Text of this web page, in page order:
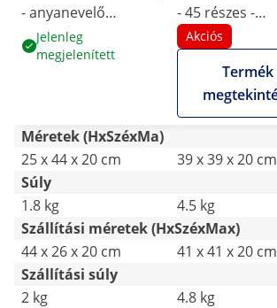
- anyanevelő
rendszer - 322 db -
álcázótű - tűzősejtek
Jelenleg
megjelenített
- 45 részes -
kaptárvas -
drót - feszítő -
heveder rakodó
kaptárhoz -
vödörtartó -
Akciós
Termék
Méretek (HxSzéxMa)
25 x 44 x 20 cm
39 x 39 x 20 cm
Súly
1.8 kg
4.5 kg
Szállítási méretek (HxSzéxMax)
44 x 26 x 20 cm
41 x 41 x 20 cm
Szállítási súly
2 kg
4.8 kg